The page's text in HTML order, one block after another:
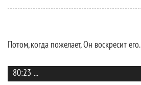
Потом, когда пожелает, Он воскресит его.
80:23 ...